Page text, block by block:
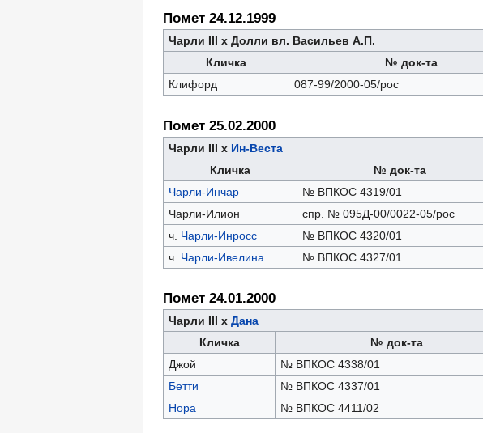
Помет 24.12.1999
Чарли III х Долли вл. Васильев А.П.
Кличка
№ док-та
Клифорд
087-99/2000-05/рос
Помет 25.02.2000
Чарли III х Ин-Веста
Кличка
№ док-та
Чарли-Инчар
№ ВПКОС 4319/01
Чарли-Илион
спр. № 095Д-00/0022-05/рос
ч. Чарли-Инросс № ВПКОС 4320/01
ч. Чарли-Ивелина № ВПКОС 4327/01
Помет 24.01.2000
Чарли III х Дана
Кличка
№ док-та
Джой
№ ВПКОС 4338/01
Бетти
№ ВПКОС 4337/01
Нора
№ ВПКОС 4411/02